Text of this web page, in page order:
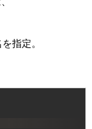
指定。